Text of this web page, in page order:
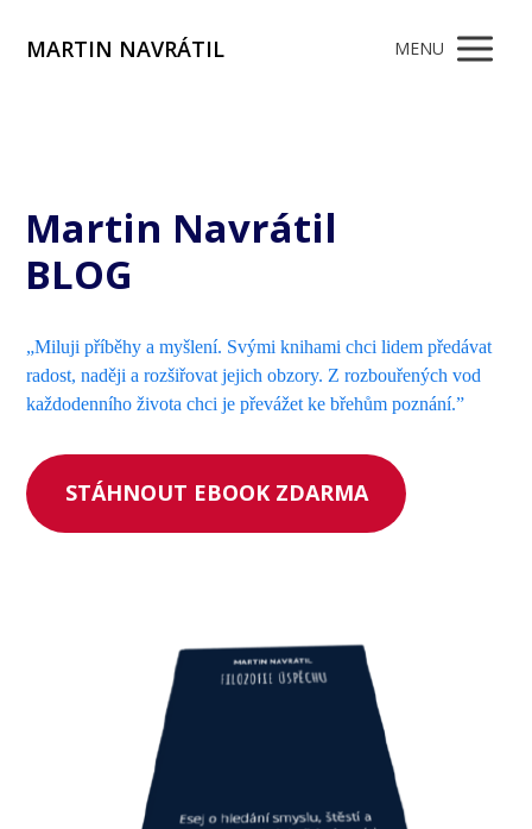
MARTIN NAVRÁTIL MENU
Martin Navrátil
BLOG
„Miluji příběhy a myšlení. Svými knihami chci lidem předávat
radost, naději a rozšiřovat jejich obzory. Z rozbouřených vod
každodenního života chci je převážet ke břehům poznání.”
STÁHNOUT EBOOK ZDARMA